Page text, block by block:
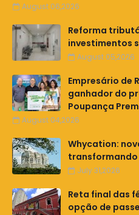
August 06,2026
Reforma
investimentos
August 05,2026
Empresário de
ganhador do
Poupança
August 04,2026
Whycation:
transformando
July 31,2026
Reta final das
opção de